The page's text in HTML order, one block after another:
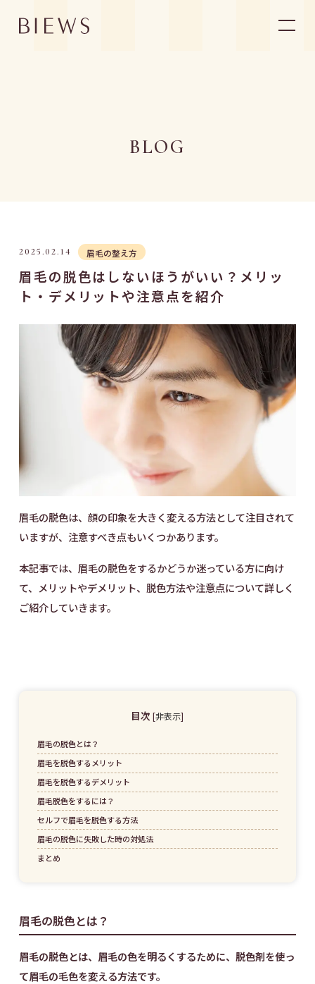
MENU/PRICEメニュー・料金
FAQ よくあるご質問
ONLINE SHOP
RECRUIT採用情報
©2024 BIEWS Corporation
BLOG
2025.02.14 眉毛の整え方
眉毛の脱色はしないほうがいい？メリッ
ト・デメリットや注意点を紹介
眉毛の脱色は、顔の印象を大きく変える方法として注目されて
いますが、注意すべき点もいくつかあります。
本記事では、眉毛の脱色をするかどうか迷っている方に向け
て、メリットやデメリット、脱色方法や注意点について詳しく
ご紹介していきます。
目次 [非表示]
眉毛の脱色とは？
眉毛を脱色するメリット
眉毛を脱色するデメリット
眉毛脱色をするには？
セルフで眉毛を脱色する方法
眉毛の脱色に失敗した時の対処法
まとめ
眉毛の脱色とは？
眉毛の脱色とは、眉毛の色を明るくするために、脱色剤を使っ
て眉毛の毛色を変える方法です。